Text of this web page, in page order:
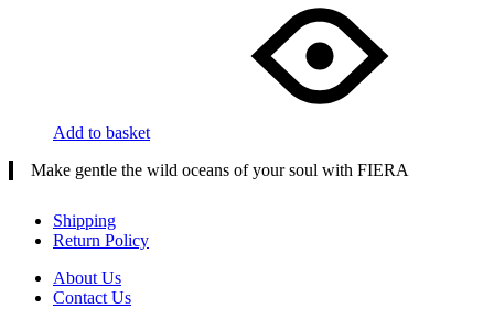
Add to basket
Make gentle the wild oceans of your soul with FIERA
Shipping
Return Policy
About Us
Contact Us